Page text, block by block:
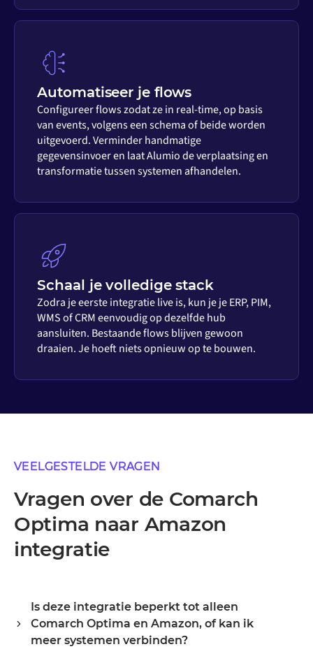
Automatiseer je flows
Configureer flows zodat ze in real-time, op basis
van events, volgens een schema of beide worden
uitgevoerd. Verminder handmatige
gegevensinvoer en laat Alumio de verplaatsing en
transformatie tussen systemen afhandelen.
Schaal je volledige stack
Zodra je eerste integratie live is, kun je je ERP, PIM,
WMS of CRM eenvoudig op dezelfde hub
aansluiten. Bestaande flows blijven gewoon
draaien. Je hoeft niets opnieuw op te bouwen.
VEELGESTELDE VRAGEN
Vragen over de Comarch
Optima naar Amazon
integratie
Is deze integratie beperkt tot alleen
Comarch Optima en Amazon, of kan ik
meer systemen verbinden?